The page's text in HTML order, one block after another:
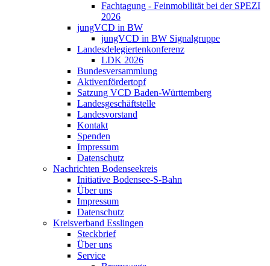
Fachtagung - Feinmobilität bei der SPEZI
2026
jungVCD in BW
jungVCD in BW Signalgruppe
Landesdelegiertenkonferenz
LDK 2026
Bundesversammlung
Aktivenfördertopf
Satzung VCD Baden-Württemberg
Landesgeschäftstelle
Landesvorstand
Kontakt
Spenden
Impressum
Datenschutz
Nachrichten Bodenseekreis
Initiative Bodensee-S-Bahn
Über uns
Impressum
Datenschutz
Kreisverband Esslingen
Steckbrief
Über uns
Service